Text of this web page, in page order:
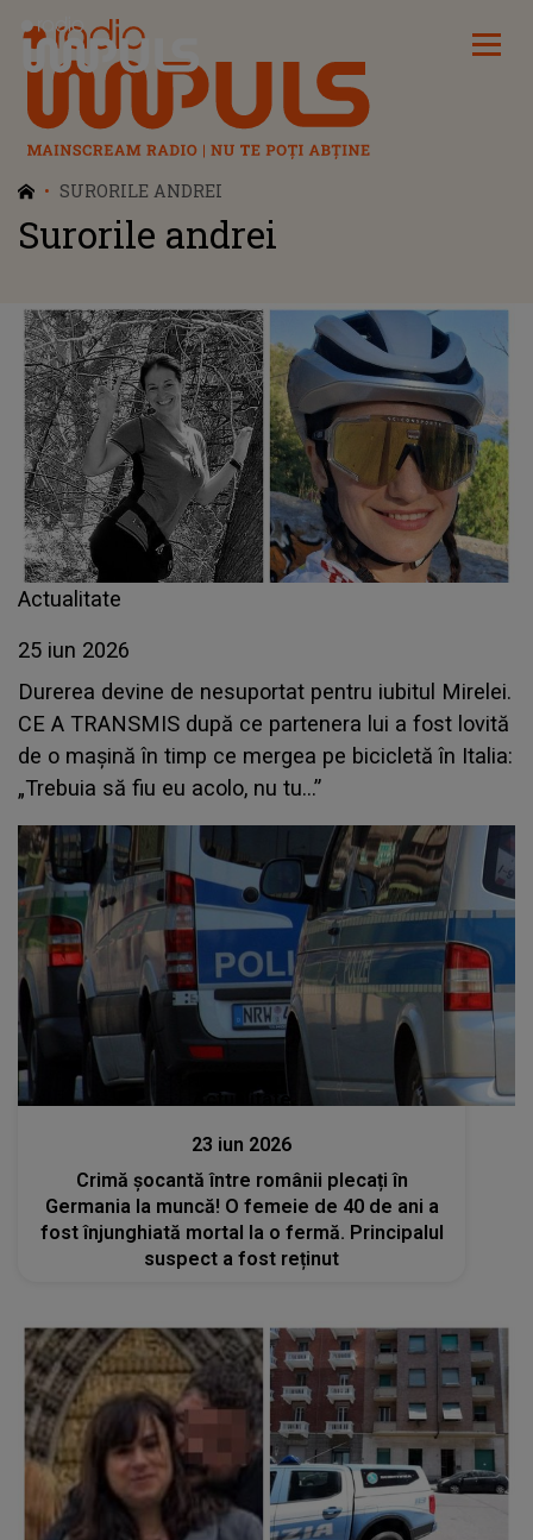
Radio Impuls
SURORILE ANDREI
Surorile andrei
Actualitate
25 iun 2026
Durerea devine de nesuportat pentru iubitul Mirelei.
CE A TRANSMIS după ce partenera lui a fost lovită
de o mașină în timp ce mergea pe bicicletă în Italia:
„Trebuia să fiu eu acolo, nu tu...”
Actualitate
23 iun 2026
Crimă șocantă între românii plecați în
Germania la muncă! O femeie de 40 de ani a
fost înjunghiată mortal la o fermă. Principalul
suspect a fost reținut